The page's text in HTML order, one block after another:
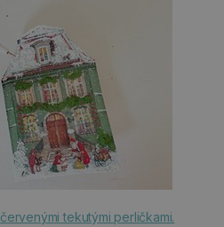
červenými tekutými perličkami.